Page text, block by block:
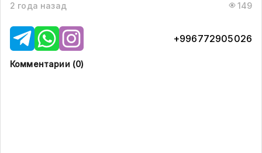
2 года назад
149
+996772905026
Комментарии (0)